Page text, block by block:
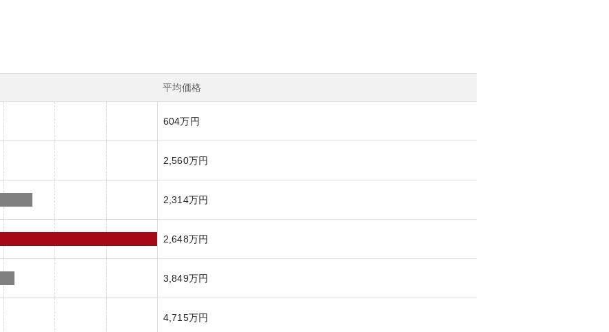
平均価格
604万円
2,560万円
2,314万円
2,648万円
3,849万円
4,715万円